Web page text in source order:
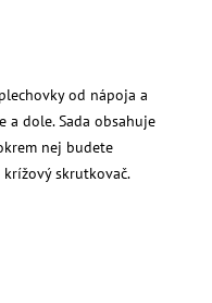
od nápoja a
a dole. Sada obsahuje
nej budete
skrutkovač.